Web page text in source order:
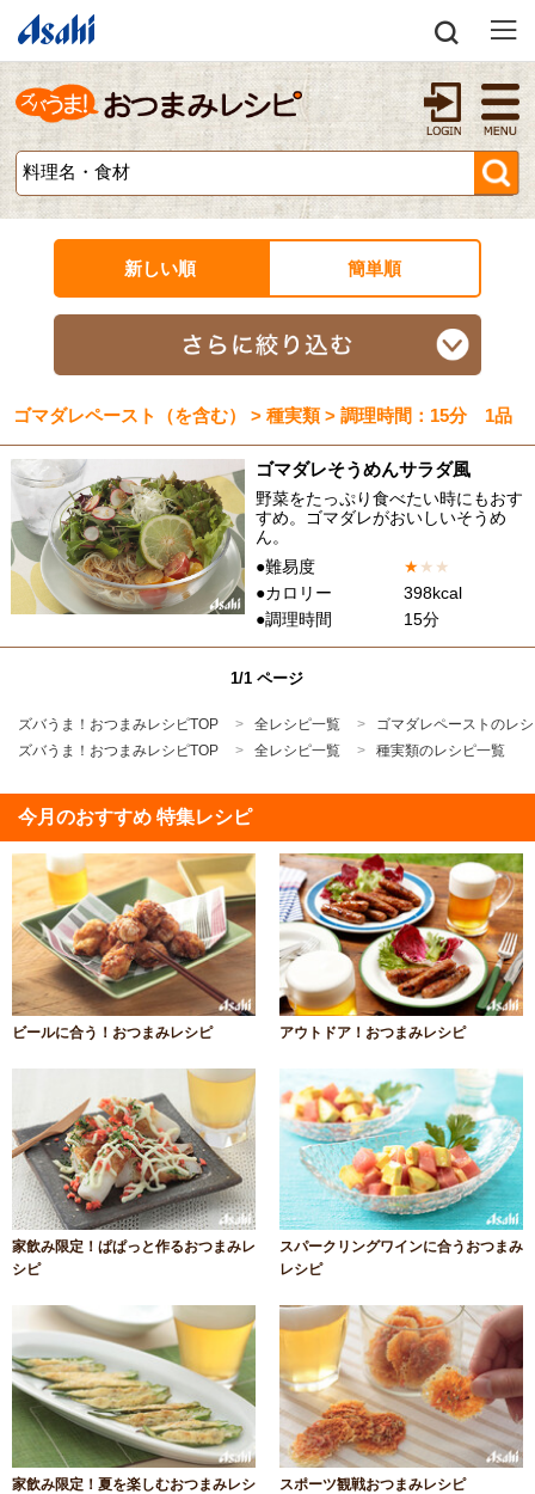
新しい順 簡単順
ゴマダレペースト（を含む） > 種実類 > 調理時間：15分 1品
ゴマダレそうめんサラダ風
野菜をたっぷり食べたい時にもおす
すめ。ゴマダレがおいしいそうめ
ん。
●難易度
★★ ★
●カロリー
398kcal
●調理時間
15分
1/1 ページ
ズバうま！おつまみレシピTOP 全レシピ一覧
ゴマダレペーストのレ
ズバうま！おつまみレシピTOP
全レシピ一覧 種実類のレシピ一覧
今月のおすすめ 特集レシピ
ビールに合う！おつまみレシピ アウトドア！おつまみレシピ
家飲み限定！ぱぱっと作るおつまみレ
シピ
スパークリングワインに合うおつまみ
レシピ
家飲み限定！夏を楽しむおつまみレシ
スポーツ観戦おつまみレシピ